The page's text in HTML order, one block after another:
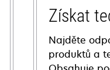
Získat
Najděte
produktů a